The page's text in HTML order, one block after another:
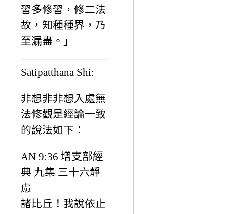
習多修習，修二法
故，知種種界，乃
至漏盡。」
Satipatthana Shi:
非想非非想入處無
法修觀是經論一致
的說法如下：
AN 9:36 增支部經
典 九集 三十六靜
慮
諸比丘！我說依止